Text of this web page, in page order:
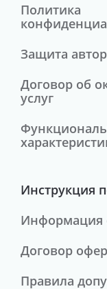
Политика
Защита
Договор об
услуг
Инструкция
Информация
Договор
Правила